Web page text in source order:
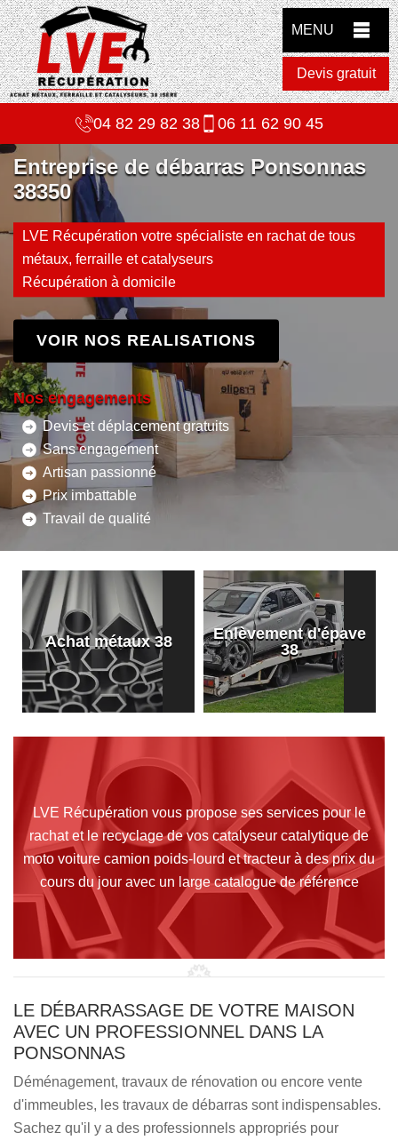
MENU
Devis gratuit
04 82 29 82 38 06 11 62 90 45
Entreprise de débarras Ponsonnas
38350
LVE Récupération votre spécialiste en rachat de tous
métaux, ferraille et catalyseurs
Récupération à domicile
VOIR NOS REALISATIONS
Nos engagements
Devis et déplacement gratuits
Sans engagement
Artisan passionné
Prix imbattable
Travail de qualité
Achat métaux 38
Enlèvement d'épave
38
LVE Récupération vous propose ses services pour le
rachat et le recyclage de vos catalyseur catalytique de
moto voiture camion poids-lourd et tracteur à des prix du
cours du jour avec un large catalogue de référence
LE DÉBARRASSAGE DE VOTRE MAISON
AVEC UN PROFESSIONNEL DANS LA
PONSONNAS
Déménagement, travaux de rénovation ou encore vente
d'immeubles, les travaux de débarras sont indispensables.
Sachez qu'il y a des professionnels appropriés pour